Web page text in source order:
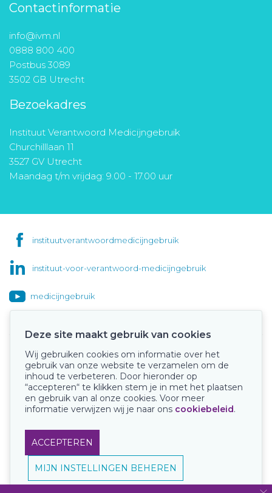
Contactinformatie
info@ivm.nl
0888 800 400
Postbus 3089
3502 GB Utrecht
Bezoekadres
Instituut Verantwoord Medicijngebruik
Churchilllaan 11
3527 GV Utrecht
Maandag t/m vrijdag: 9.00 - 17.00 uur
instituutverantwoordmedicijngebruik
instituut-voor-verantwoord-medicijngebruik
medicijngebruik
Onze keurmerken
Deze site maakt gebruik van cookies
Wij gebruiken cookies om informatie over het
gebruik van onze website te verzamelen om de
inhoud te verbeteren. Door hieronder op
“accepteren“ te klikken stem je in met het plaatsen
en gebruik van al onze cookies. Voor meer
informatie verwijzen wij je naar ons cookiebeleid.
ACCEPTEREN
MIJN INSTELLINGEN BEHEREN